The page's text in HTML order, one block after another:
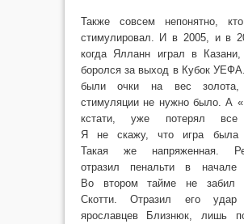
Также совсем непонятно,
стимулировал. И в 2005, и в
когда Ялланн играл в
боролся за выход в Кубок
были очки на вес золота,
стимуляции не нужно было. А
кстати, уже потерял все
Я не скажу, что игра была
Такая же напряженная.
отразил пенальти в начале
Во втором тайме не забил
Скотти. Отразил его удар
ярославцев Близнюк, лишь